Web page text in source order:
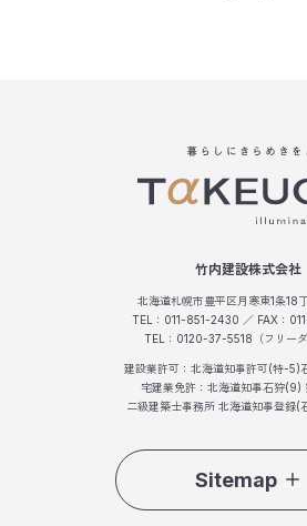
竹内建設株式会社
北海道札幌市豊平区月寒東1条18
TEL：011-851-2430 ／ FAX：
TEL：0120-37-5518（フリーダ
建設業許可：北海道知事許可(特-5)
宅建業免許：北海道知事石狩(9)
二級建築士事務所 北海道知事登録(
Sitemap